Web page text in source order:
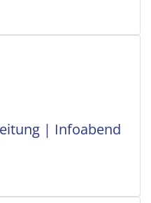
| Infoabend